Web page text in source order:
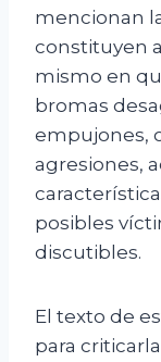
mencionan
constituyen
mismo en
bromas
empujones,
agresiones,
posibles
discutibles.
El texto de
para